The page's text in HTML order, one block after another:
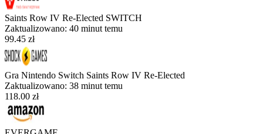
Saints Row IV Re-Elected SWITCH
Zaktualizowano: 40 minut temu
99.45 zł
Gra Nintendo Switch Saints Row IV Re-Elected
Zaktualizowano: 38 minut temu
118.00 zł